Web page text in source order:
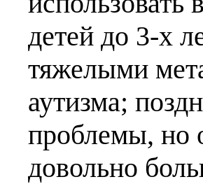
детей до 3-х
тяжелыми
аутизма;
проблемы, но
довольно